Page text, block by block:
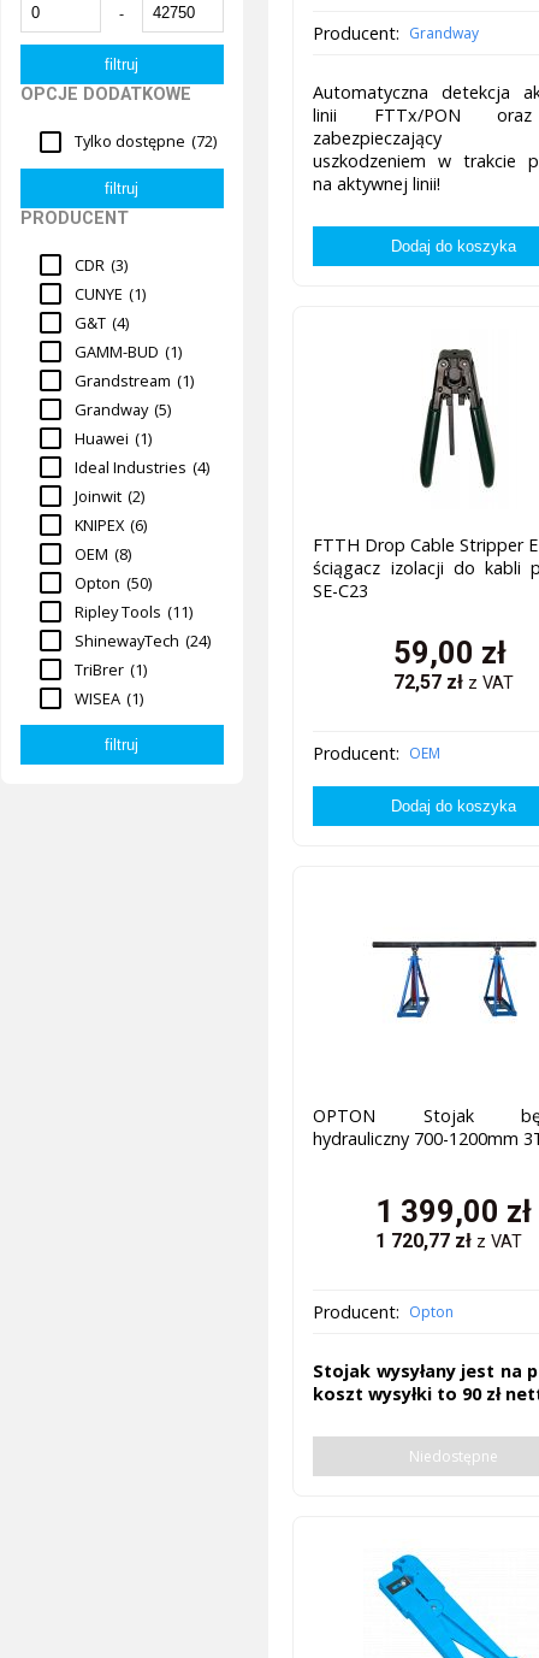
-
OPCJE DODATKOWE
Tylko dostępne (72)
PRODUCENT
CDR (3)
CUNYE (1)
G&T (4)
GAMM-BUD (1)
Grandstream (1)
Grandway (5)
Huawei (1)
Ideal Industries (4)
Joinwit (2)
KNIPEX (6)
OEM (8)
Opton (50)
Ripley Tools (11)
ShinewayTech (24)
TriBrer (1)
WISEA (1)
Producent: Grandway
Automatyczna detekcja
linii FTTx/PON
zabezpieczający
uszkodzeniem w trakcie
na aktywnej linii!
FTTH Drop Cable Stripper
ściągacz izolacji do kabli
SE-C23
59,00 zł
72,57 zł z VAT
Producent: OEM
OPTON Stojak
hydrauliczny 700-1200mm
1 399,00 zł
1 720,77 zł z VAT
Producent: Opton
Stojak wysyłany jest na
koszt wysyłki to 90 zł
Niedostępne